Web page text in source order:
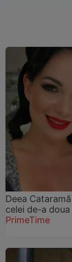
Deea
celei de-a
PrimeTime